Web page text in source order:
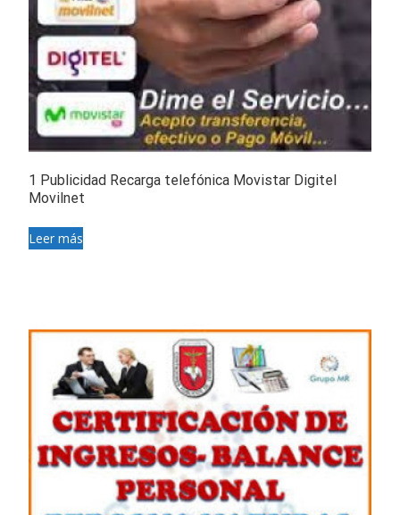
1 Publicidad Recarga telefónica Movistar Digitel
Movilnet
Leer más